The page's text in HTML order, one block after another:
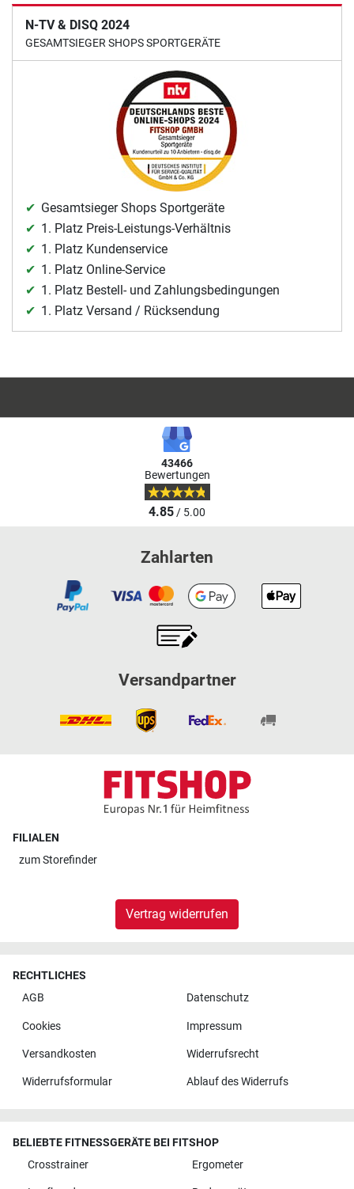
N-TV & DISQ 2024
GESAMTSIEGER SHOPS SPORTGERÄTE
Gesamtsieger Shops Sportgeräte
1. Platz Preis-Leistungs-Verhältnis
1. Platz Kundenservice
1. Platz Online-Service
1. Platz Bestell- und Zahlungsbedingungen
1. Platz Versand / Rücksendung
43466
Bewertungen
4.85/ 5.00
Zahlarten
Versandpartner
FILIALEN
zumStorefinder
Vertrag widerrufen
RECHTLICHES
AGB
Datenschutz
Cookies Impressum
Versandkosten Widerrufsrecht
Widerrufsformular Ablauf des Widerrufs
BELIEBTE FITNESSGERÄTE BEI FITSHOP
Crosstrainer
Ergometer